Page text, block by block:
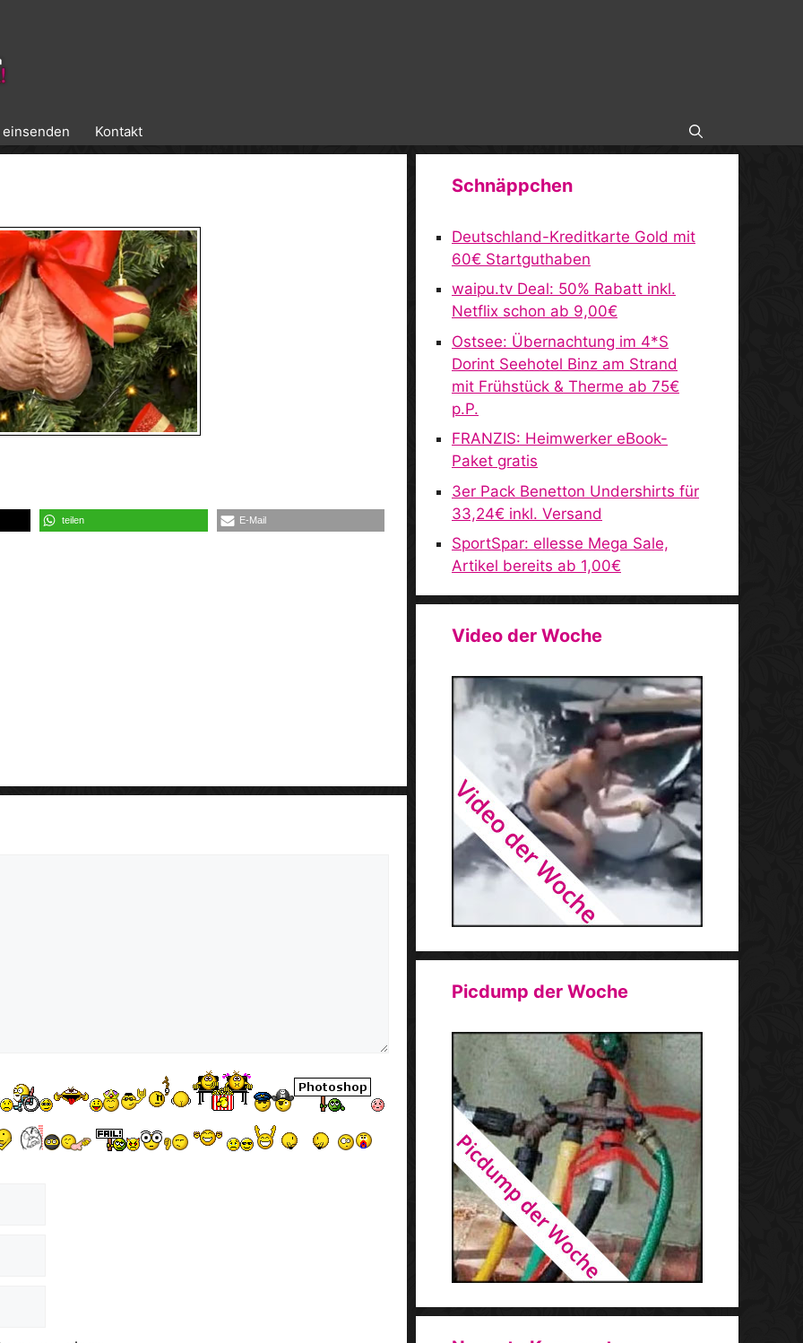
einsenden Kontakt
teilen E-Mail
Schnäppchen
Deutschland-Kreditkarte Gold mit
60€ Startguthaben
waipu.tv Deal: 50% Rabatt inkl.
Netflix schon ab 9,00€
Ostsee: Übernachtung im 4*S
Dorint Seehotel Binz am Strand
mit Frühstück & Therme ab 75€
p.P.
FRANZIS: Heimwerker eBook-
Paket gratis
3er Pack Benetton Undershirts für
33,24€ inkl. Versand
SportSpar: ellesse Mega Sale,
Artikel bereits ab 1,00€
Video der Woche
Picdump der Woche